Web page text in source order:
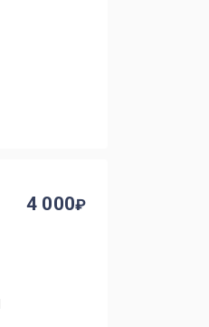
4 000